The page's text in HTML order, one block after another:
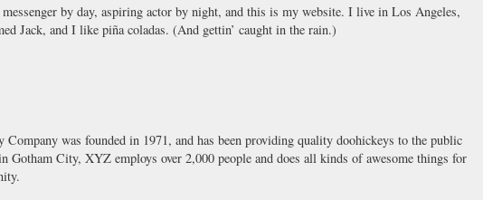
by day, aspiring actor by night, and this is my website. I live in Los Angeles,
Jack, and I like piña coladas. (And gettin’ caught in the rain.)
was founded in 1971, and has been providing quality doohickeys to the public
Gotham City, XYZ employs over 2,000 people and does all kinds of awesome things for